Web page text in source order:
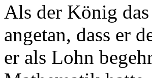
Als der König
angetan, dass er
er als Lohn